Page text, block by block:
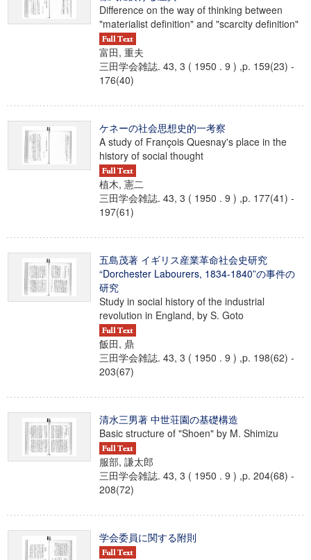
Difference on the way of thinking between
"materialist definition" and "scarcity definition"
富田, 重夫
三田学会雑誌. 43, 3 ( 1950 . 9 ) ,p. 159(23) -
176(40)
ケネーの社会思想史的一考察
A study of François Quesnay's place in the
history of social thought
植木, 憲二
三田学会雑誌. 43, 3 ( 1950 . 9 ) ,p. 177(41) -
197(61)
五島茂著 イギリス産業革命社会史研究
“Dorchester Labourers, 1834-1840”の事件の
研究
Study in social history of the industrial
revolution in England, by S. Goto
飯田, 鼎
三田学会雑誌. 43, 3 ( 1950 . 9 ) ,p. 198(62) -
203(67)
清水三男著 中世荘園の基礎構造
Basic structure of "Shoen" by M. Shimizu
服部, 謙太郎
三田学会雑誌. 43, 3 ( 1950 . 9 ) ,p. 204(68) -
208(72)
学会委員に関する附則